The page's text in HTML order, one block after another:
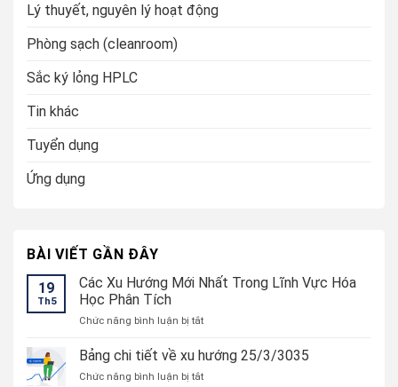
Lý thuyết, nguyên lý hoạt động
Phòng sạch (cleanroom)
Sắc ký lỏng HPLC
Tin khác
Tuyển dụng
Ứng dụng
BÀI VIẾT GẦN ĐÂY
19
Th5
Các Xu Hướng Mới Nhất Trong Lĩnh Vực Hóa
Học Phân Tích
Chức năng bình luận bị tắtở
Xu
Hướng
Mới
Bảng chi tiết về xu hướng 25/3/3035
Chức năng bình luận bị tắtở